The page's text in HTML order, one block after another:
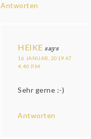
Antworten
HEIKE says
16 JANUAR, 2019 AT
4:40 P.M.
Sehr gerne :-)
Antworten